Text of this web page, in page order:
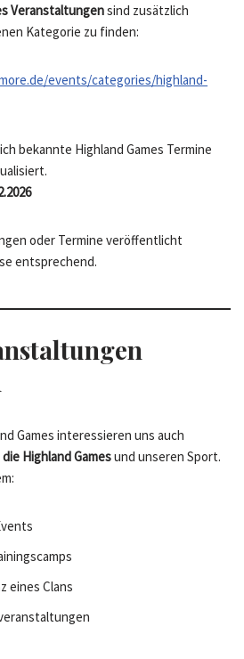
Veranstaltungensind zusätzlich
Kategorie zu finden:
events/categories/highland-
bekannte Highland Games Termine
oder Termine veröffentlicht
entsprechend.
Games interessieren uns auch
Highland Gamesund unseren Sport.
eines Clans